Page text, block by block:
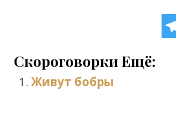
Скороговорки Ещё:
Живут бобры